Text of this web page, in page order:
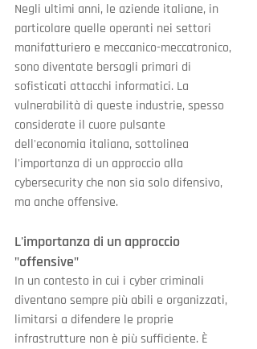
Negli ultimi anni, le aziende italiane, in
particolare quelle operanti nei settori
manifatturiero e meccanico-meccatronico,
sono diventate bersagli primari di
sofisticati attacchi informatici. La
vulnerabilità di queste industrie, spesso
considerate il cuore pulsante
dell'economia italiana, sottolinea
l'importanza di un approccio alla
cybersecurity che non sia solo difensivo,
ma anche offensive.
L'importanza di un approccio
"offensive"
In un contesto in cui i cyber criminali
diventano sempre più abili e organizzati,
limitarsi a difendere le proprie
infrastrutture non è più sufficiente. È